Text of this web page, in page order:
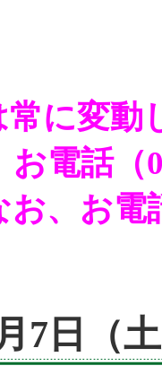
に変動
電話（
お、お電
7日（